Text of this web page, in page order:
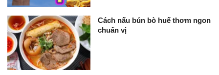
Cách nấu bún bò huế thơm ngon
chuẩn vị